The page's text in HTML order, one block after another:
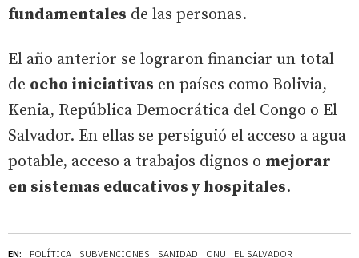
EN: POLÍTICA SUBVENCIONES SANIDAD ONU EL SALVADOR
fundamentales de las personas.
El año anterior se lograron financiar un total
de ocho iniciativas en países como Bolivia,
Kenia, República Democrática del Congo o El
Salvador. En ellas se persiguió el acceso a agua
potable, acceso a trabajos dignos o mejorar
en sistemas educativos y hospitales.